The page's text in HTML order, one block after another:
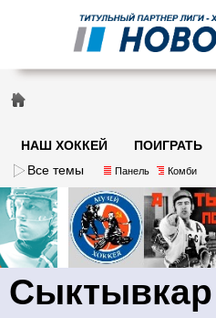
НАШ ХОККЕЙ ПОИГРАТЬ
Все темы
Панель Комби
Сыктывкар